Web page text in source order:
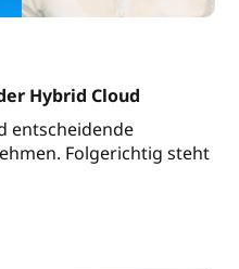
Hybrid Cloud
entscheidende
Folgerichtig steht